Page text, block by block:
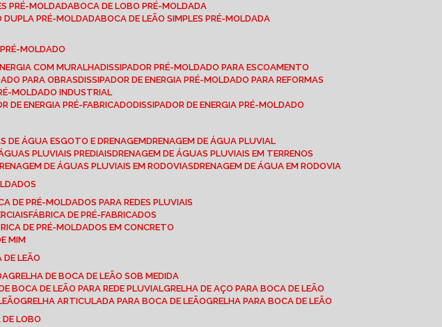
PRÉ-MOLDADA BOCA DE LOBO PRÉ-MOLDADA
DUPLA PRÉ-MOLDADA
BOCA DE LEÃO SIMPLES PRÉ-MOLDADA
PRÉ-MOLDADO
COM MURALHA DISSIPADOR PRÉ-MOLDADO PARA ESCOAMENTO
PARA OBRAS
DISSIPADOR DE ENERGIA PRÉ-MOLDADO PARA REFORMAS
MOLDADO INDUSTRIAL
DE ENERGIA PRÉ-FABRICADO DISSIPADOR DE ENERGIA PRÉ-MOLDADO
DE ÁGUA ESGOTO E DRENAGEM DRENAGEM DE ÁGUA PLUVIAL
ÁGUAS PLUVIAIS PREDIAIS
DRENAGEM DE ÁGUAS PLUVIAIS EM TERRENOS
DRENAGEM DE ÁGUAS PLUVIAIS EM RODOVIAS DRENAGEM DE ÁGUA EM RODOVIA
DE PRÉ-MOLDADOS PARA REDES PLUVIAIS
FÁBRICA DE PRÉ-FABRICADOS
DE PRÉ-MOLDADOS EM CONCRETO
MIM
DE LEÃO
GRELHA DE BOCA DE LEÃO SOB MEDIDA
DE BOCA DE LEÃO PARA REDE PLUVIAL
GRELHA DE AÇO PARA BOCA DE LEÃO
GRELHA ARTICULADA PARA BOCA DE LEÃO
GRELHA PARA BOCA DE LEÃO
DE LOBO